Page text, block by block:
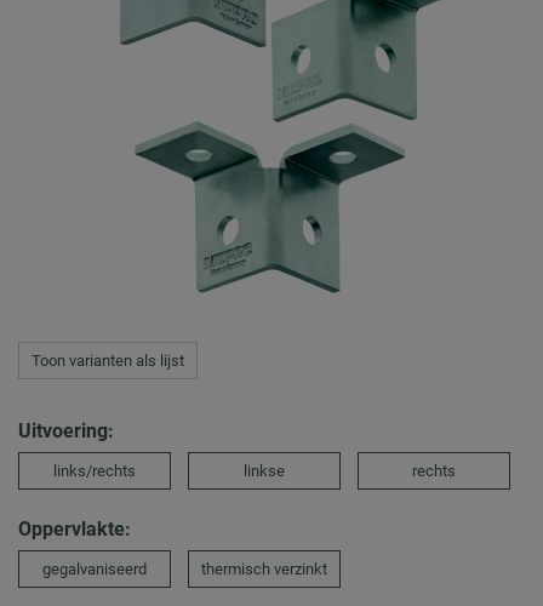
Toon varianten als lijst
Uitvoering:
links/rechts linkse rechts
Oppervlakte:
gegalvaniseerd thermisch verzinkt